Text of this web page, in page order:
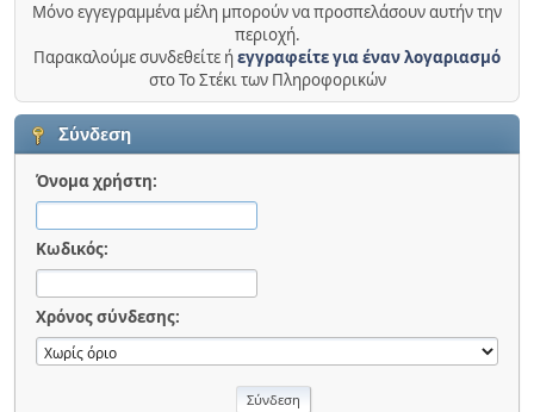
Μόνο εγγεγραμμένα μέλη μπορούν να προσπελάσουν αυτήν την
περιοχή.
Παρακαλούμε συνδεθείτε ήεγγραφείτε για έναν λογαριασμό
στο Το Στέκι των Πληροφορικών
Σύνδεση
Όνομα χρήστη:
Κωδικός:
Χρόνος σύνδεσης: